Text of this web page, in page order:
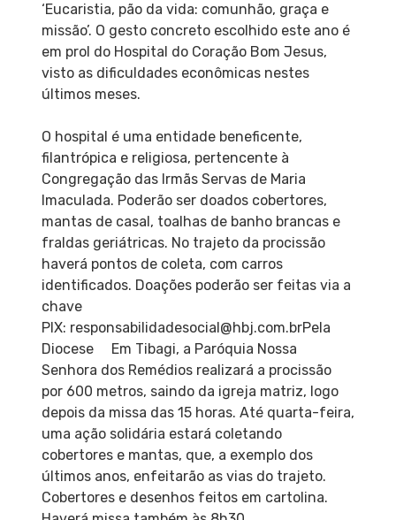
‘Eucaristia, pão da vida: comunhão, graça e
missão’. O gesto concreto escolhido este ano é
em prol do Hospital do Coração Bom Jesus,
visto as dificuldades econômicas nestes
últimos meses.
O hospital é uma entidade beneficente,
filantrópica e religiosa, pertencente à
Congregação das Irmãs Servas de Maria
Imaculada. Poderão ser doados cobertores,
mantas de casal, toalhas de banho brancas e
fraldas geriátricas. No trajeto da procissão
haverá pontos de coleta, com carros
identificados. Doações poderão ser feitas via a
chave
PIX: responsabilidadesocial@hbj.com.brPela
Diocese Em Tibagi, a Paróquia Nossa
Senhora dos Remédios realizará a procissão
por 600 metros, saindo da igreja matriz, logo
depois da missa das 15 horas. Até quarta-feira,
uma ação solidária estará coletando
cobertores e mantas, que, a exemplo dos
últimos anos, enfeitarão as vias do trajeto.
Cobertores e desenhos feitos em cartolina.